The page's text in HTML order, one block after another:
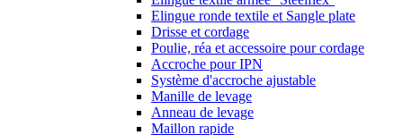
Elingue ronde textile et Sangle plate
Drisse et cordage
Poulie, réa et accessoire pour cordage
Accroche pour IPN
Système d'accroche ajustable
Manille de levage
Anneau de levage
Maillon rapide